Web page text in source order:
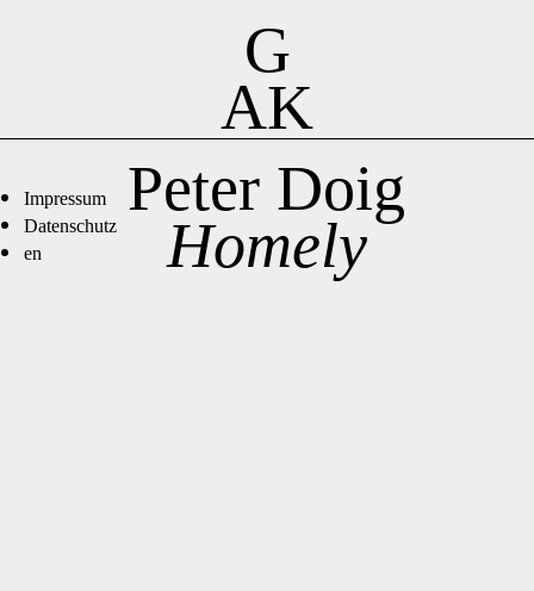
G
AK
Impressum
Datenschutz
en
Peter Doig
Homely